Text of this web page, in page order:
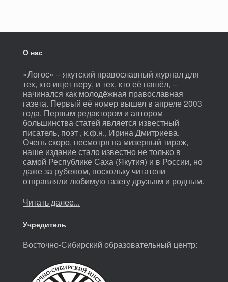
О нас
«Логос» – якутский православный журнал для
тех, кто ищет веру, и тех, кто её нашёл, –
начинался как молодёжная православная
газета. Первый её номер вышел в апреле 2003
года. Первым редактором и автором
большинства статей является известный
писатель, поэт , к.ф.н., Ирина Дмитриева.
Очень скоро, несмотря на мизерный тираж,
наше издание стало известно не только в
самой Республике Саха (Якутия) и в России, но
даже за рубежом, поскольку читатели
отправляли любимую газету друзьям и родным.
Читать далее...
Учредитель
Восточно-Сибирский образовательный центр: